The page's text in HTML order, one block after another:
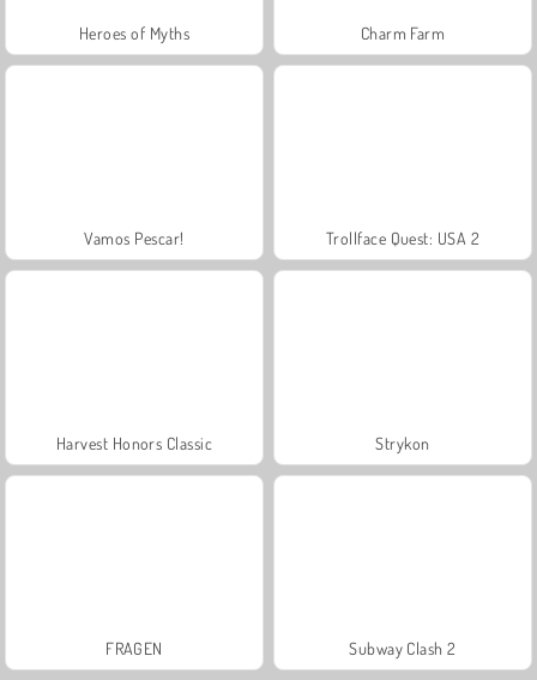
Heroes of Myths Charm Farm
Vamos Pescar! Trollface Quest: USA 2
Harvest Honors Classic Strykon
FRAGEN Subway Clash 2